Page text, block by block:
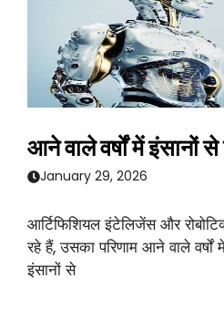
आने वाले वर्षों में इंसानों से
January 29, 2026
आर्टिफिशियल इंटेलिजेंस और
रहे हैं, उसका परिणाम आने वाले
इंसानों से